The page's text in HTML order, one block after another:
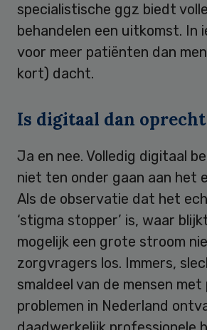
specialistische ggz biedt
behandelen een uitkomst. In
voor meer patiënten dan
kort) dacht.
Is digitaal dan oprecht
Ja en nee. Volledig digitaal
niet ten onder gaan aan het
Als de observatie dat het
‘stigma stopper’ is, waar
mogelijk een grote stroom
zorgvragers los. Immers,
smaldeel van de mensen
problemen in Nederland